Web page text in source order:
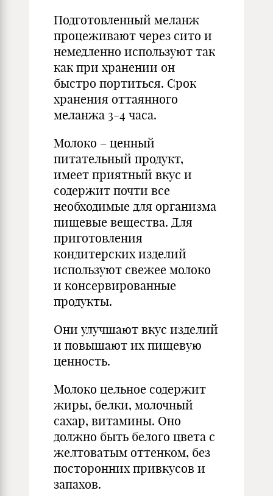
Подготовленный меланж
процеживают через сито и
немедленно используют так
как при хранении он
быстро портиться. Срок
хранения оттаянного
меланжа 3-4 часа.
Молоко – ценный
питательный продукт,
имеет приятный вкус и
содержит почти все
необходимые для организма
пищевые вещества. Для
приготовления
кондитерских изделий
используют свежее молоко
и консервированные
продукты.
Они улучшают вкус изделий
и повышают их пищевую
ценность.
Молоко цельное содержит
жиры, белки, молочный
сахар, витамины. Оно
должно быть белого цвета с
желтоватым оттенком, без
посторонних привкусов и
запахов.